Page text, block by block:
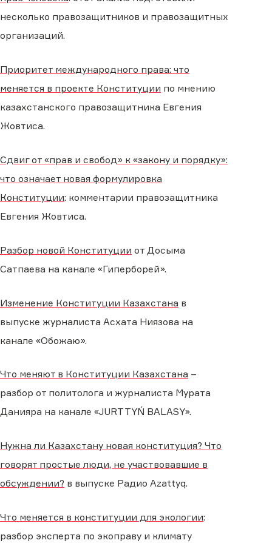
несколько правозащитников и правозащитных
организаций.
Приоритет международного права: что
меняется в проекте Конституции по мнению
казахстанского правозащитника Евгения
Жовтиса.
Сдвиг от «прав и свобод» к «закону и порядку»:
что означает новая формулировка
Конституции: комментарии правозащитника
Евгения Жовтиса.
Разбор новой Конституции от Досыма
Сатпаева на канале «Гиперборей».
Изменение Конституции Казахстана в
выпуске журналиста Асхата Ниязова на
канале «Обожаю».
Что меняют в Конституции Казахстана –
разбор от политолога и журналиста Мурата
Данияра на канале «JURTTYŃ BALASY».
Нужна ли Казахстану новая конституция? Что
говорят простые люди, не участвовавшие в
обсуждении? в выпуске Радио Azattyq.
Что меняется в конституции для экологии:
разбор эксперта по экоправу и климату